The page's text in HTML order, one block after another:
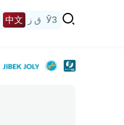
中文 ق ز ЎЗ